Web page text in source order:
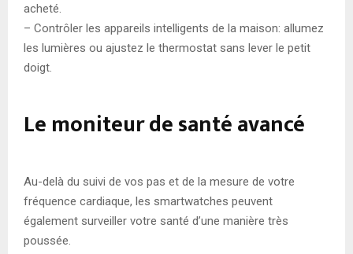
acheté.
– Contrôler les appareils intelligents de la maison: allumez
les lumières ou ajustez le thermostat sans lever le petit
doigt.
Le moniteur de santé avancé
Au-delà du suivi de vos pas et de la mesure de votre
fréquence cardiaque, les smartwatches peuvent
également surveiller votre santé d’une manière très
poussée.